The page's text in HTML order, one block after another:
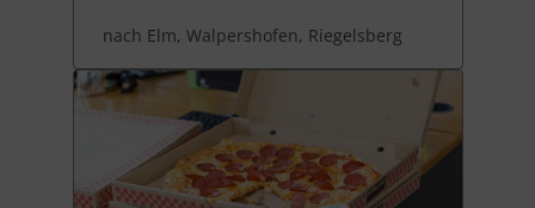
nach Elm, Walpershofen, Riegelsberg